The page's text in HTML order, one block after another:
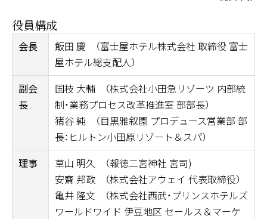
役員構成
会長
飯田 慶 （富士屋ホテル株式会社 取締役 富士
屋ホテル総支配人）
副会
長
国枝 大輔 （株式会社小田急リゾーツ 内部統
制・業務プロセス改革推進室 部部長）
猪谷 純 （目黒雅叙園 プロデュース営業部 部
長：ヒルトン小田原リゾート＆スパ）
理事
草山 明久 （報徳二宮神社 宮司)
安齋 邦政 （株式会社アウェイ 代表取締役）
亀井 隆文 （株式会社西武・プリンスホテルズ
ワールドワイド 伊豆地区 セールス＆マーケ